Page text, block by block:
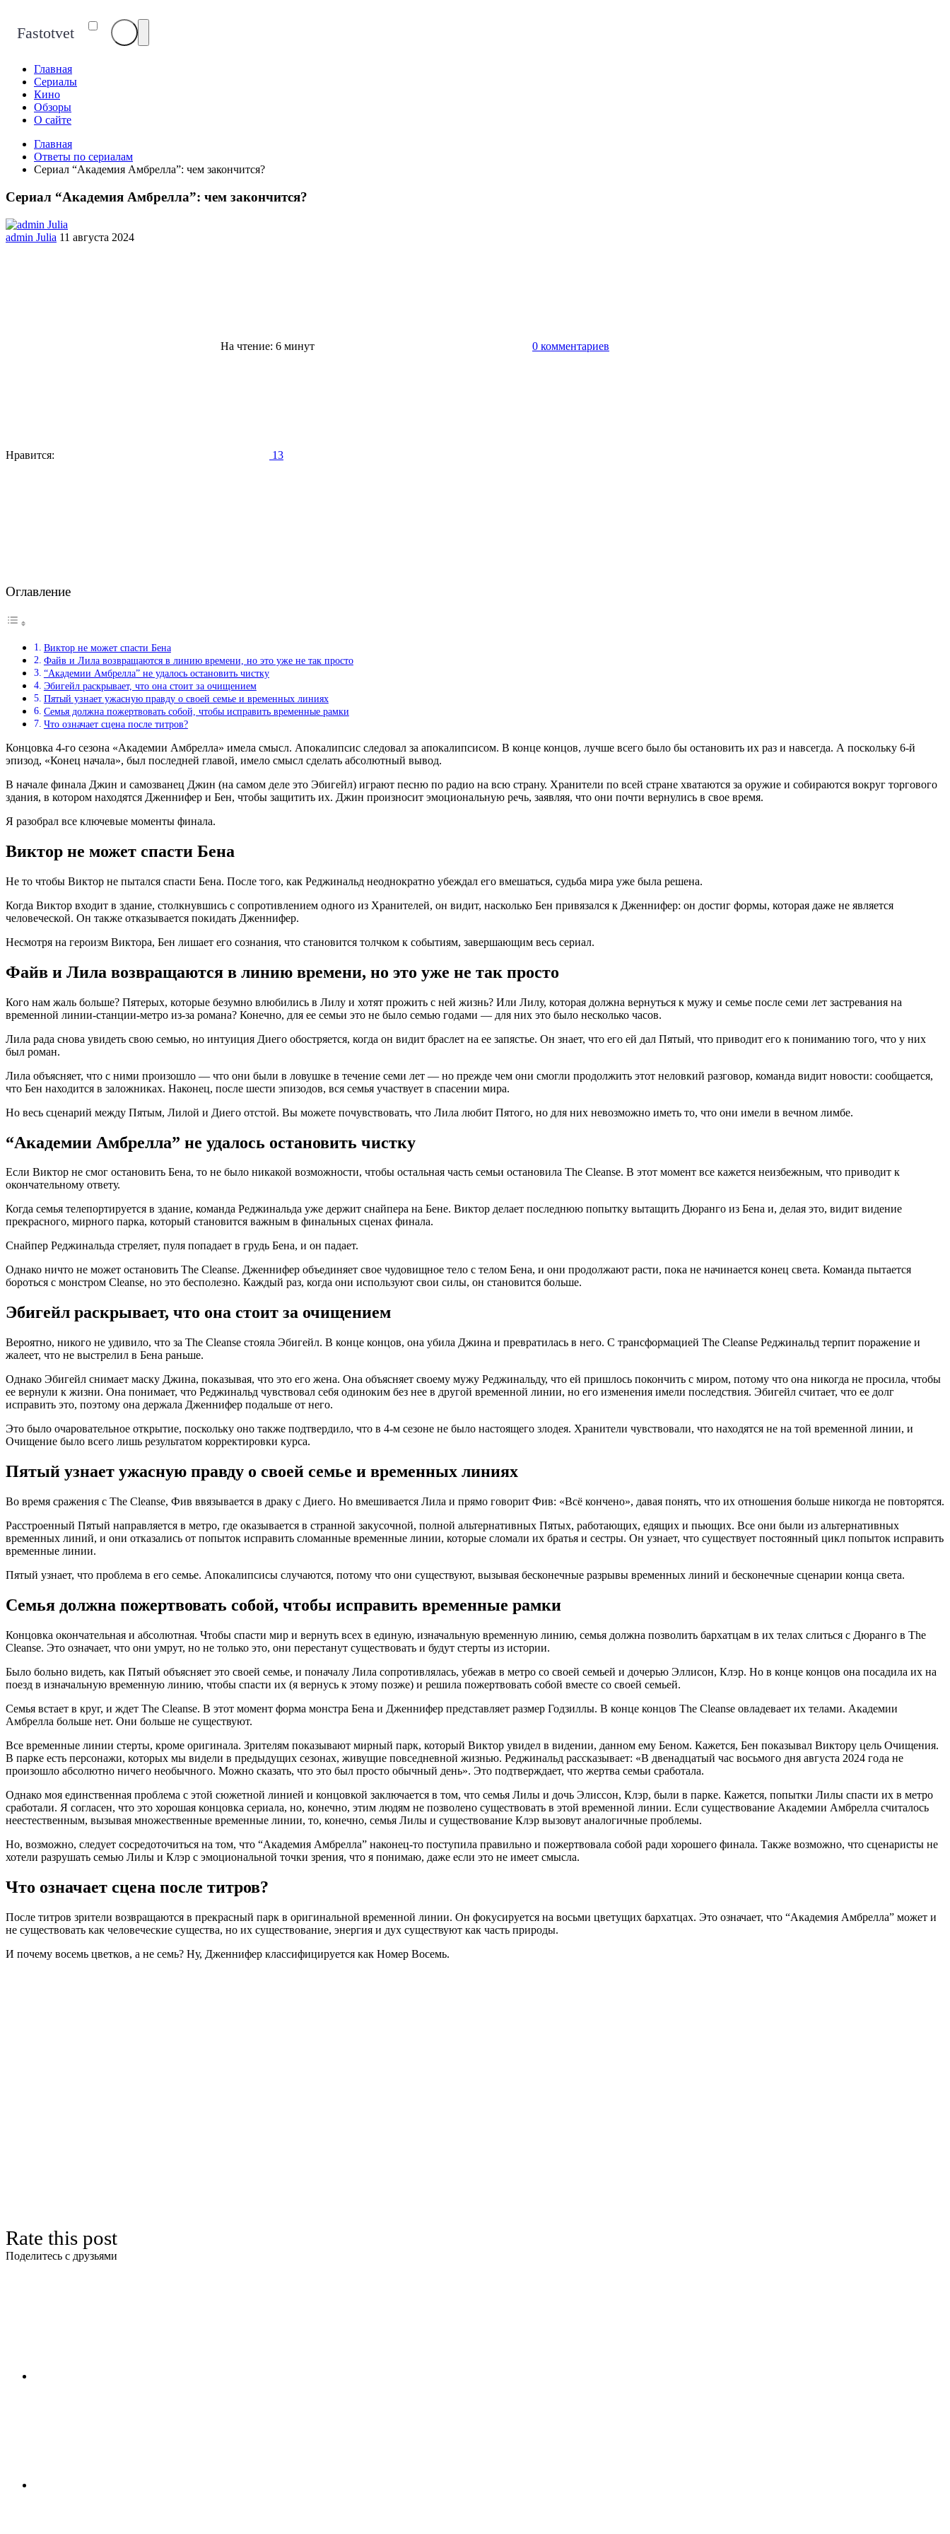
Fastotvet
Главная
Сериалы
Кино
Обзоры
О сайте
Главная
Ответы по сериалам
Сериал “Академия Амбрелла”: чем закончится?
Сериал “Академия Амбрелла”: чем закончится?
admin Julia 11 августа 2024
На чтение: 6 минут 0 комментариев
Нравится: 13
Оглавление
Виктор не может спасти Бена
Файв и Лила возвращаются в линию времени, но это уже не так просто
“Академии Амбрелла” не удалось остановить чистку
Эбигейл раскрывает, что она стоит за очищением
Пятый узнает ужасную правду о своей семье и временных линиях
Семья должна пожертвовать собой, чтобы исправить временные рамки
Что означает сцена после титров?
Концовка 4-го сезона «Академии Амбрелла» имела смысл. Апокалипсис следовал за апокалипсисом. В конце концов, лучше всего было бы остановить их раз и навсегда. А поскольку 6-й
эпизод, «Конец начала», был последней главой, имело смысл сделать абсолютный вывод.
В начале финала Джин и самозванец Джин (на самом деле это Эбигейл) играют песню по радио на всю страну. Хранители по всей стране хватаются за оружие и собираются вокруг торгового
здания, в котором находятся Дженнифер и Бен, чтобы защитить их. Джин произносит эмоциональную речь, заявляя, что они почти вернулись в свое время.
Я разобрал все ключевые моменты финала.
Виктор не может спасти Бена
Не то чтобы Виктор не пытался спасти Бена. После того, как Реджинальд неоднократно убеждал его вмешаться, судьба мира уже была решена.
Когда Виктор входит в здание, столкнувшись с сопротивлением одного из Хранителей, он видит, насколько Бен привязался к Дженнифер: он достиг формы, которая даже не является
человеческой. Он также отказывается покидать Дженнифер.
Несмотря на героизм Виктора, Бен лишает его сознания, что становится толчком к событиям, завершающим весь сериал.
Файв и Лила возвращаются в линию времени, но это уже не так просто
Кого нам жаль больше? Пятерых, которые безумно влюбились в Лилу и хотят прожить с ней жизнь? Или Лилу, которая должна вернуться к мужу и семье после семи лет застревания на
временной линии-станции-метро из-за романа? Конечно, для ее семьи это не было семью годами — для них это было несколько часов.
Лила рада снова увидеть свою семью, но интуиция Диего обостряется, когда он видит браслет на ее запястье. Он знает, что его ей дал Пятый, что приводит его к пониманию того, что у них
был роман.
Лила объясняет, что с ними произошло — что они были в ловушке в течение семи лет — но прежде чем они смогли продолжить этот неловкий разговор, команда видит новости: сообщается,
что Бен находится в заложниках. Наконец, после шести эпизодов, вся семья участвует в спасении мира.
Но весь сценарий между Пятым, Лилой и Диего отстой. Вы можете почувствовать, что Лила любит Пятого, но для них невозможно иметь то, что они имели в вечном лимбе.
“Академии Амбрелла” не удалось остановить чистку
Если Виктор не смог остановить Бена, то не было никакой возможности, чтобы остальная часть семьи остановила The Cleanse. В этот момент все кажется неизбежным, что приводит к
окончательному ответу.
Когда семья телепортируется в здание, команда Реджинальда уже держит снайпера на Бене. Виктор делает последнюю попытку вытащить Дюранго из Бена и, делая это, видит видение
прекрасного, мирного парка, который становится важным в финальных сценах финала.
Снайпер Реджинальда стреляет, пуля попадает в грудь Бена, и он падает.
Однако ничто не может остановить The Cleanse. Дженнифер объединяет свое чудовищное тело с телом Бена, и они продолжают расти, пока не начинается конец света. Команда пытается
бороться с монстром Cleanse, но это бесполезно. Каждый раз, когда они используют свои силы, он становится больше.
Эбигейл раскрывает, что она стоит за очищением
Вероятно, никого не удивило, что за The Cleanse стояла Эбигейл. В конце концов, она убила Джина и превратилась в него. С трансформацией The Cleanse Реджинальд терпит поражение и
жалеет, что не выстрелил в Бена раньше.
Однако Эбигейл снимает маску Джина, показывая, что это его жена. Она объясняет своему мужу Реджинальду, что ей пришлось покончить с миром, потому что она никогда не просила, чтобы
ее вернули к жизни. Она понимает, что Реджинальд чувствовал себя одиноким без нее в другой временной линии, но его изменения имели последствия. Эбигейл считает, что ее долг
исправить это, поэтому она держала Дженнифер подальше от него.
Это было очаровательное открытие, поскольку оно также подтвердило, что в 4-м сезоне не было настоящего злодея. Хранители чувствовали, что находятся не на той временной линии, и
Очищение было всего лишь результатом корректировки курса.
Пятый узнает ужасную правду о своей семье и временных линиях
Во время сражения с The Cleanse, Фив ввязывается в драку с Диего. Но вмешивается Лила и прямо говорит Фив: «Всё кончено», давая понять, что их отношения больше никогда не повторятся.
Расстроенный Пятый направляется в метро, ​​где оказывается в странной закусочной, полной альтернативных Пятых, работающих, едящих и пьющих. Все они были из альтернативных
временных линий, и они отказались от попыток исправить сломанные временные линии, которые сломали их братья и сестры. Он узнает, что существует постоянный цикл попыток исправить
временные линии.
Пятый узнает, что проблема в его семье. Апокалипсисы случаются, потому что они существуют, вызывая бесконечные разрывы временных линий и бесконечные сценарии конца света.
Семья должна пожертвовать собой, чтобы исправить временные рамки
Концовка окончательная и абсолютная. Чтобы спасти мир и вернуть всех в единую, изначальную временную линию, семья должна позволить бархатцам в их телах слиться с Дюранго в The
Cleanse. Это означает, что они умрут, но не только это, они перестанут существовать и будут стерты из истории.
Было больно видеть, как Пятый объясняет это своей семье, и поначалу Лила сопротивлялась, убежав в метро со своей семьей и дочерью Эллисон, Клэр. Но в конце концов она посадила их на
поезд в изначальную временную линию, чтобы спасти их (я вернусь к этому позже) и решила пожертвовать собой вместе со своей семьей.
Семья встает в круг, и ждет The Cleanse. В этот момент форма монстра Бена и Дженнифер представляет размер Годзиллы. В конце концов The Cleanse овладевает их телами. Академии
Амбрелла больше нет. Они больше не существуют.
Все временные линии стерты, кроме оригинала. Зрителям показывают мирный парк, который Виктор увидел в видении, данном ему Беном. Кажется, Бен показывал Виктору цель Очищения.
В парке есть персонажи, которых мы видели в предыдущих сезонах, живущие повседневной жизнью. Реджинальд рассказывает: «В двенадцатый час восьмого дня августа 2024 года не
произошло абсолютно ничего необычного. Можно сказать, что это был просто обычный день». Это подтверждает, что жертва семьи сработала.
Однако моя единственная проблема с этой сюжетной линией и концовкой заключается в том, что семья Лилы и дочь Элиссон, Клэр, были в парке. Кажется, попытки Лилы спасти их в метро
сработали. Я согласен, что это хорошая концовка сериала, но, конечно, этим людям не позволено существовать в этой временной линии. Если существование Академии Амбрелла считалось
неестественным, вызывая множественные временные линии, то, конечно, семья Лилы и существование Клэр вызовут аналогичные проблемы.
Но, возможно, следует сосредоточиться на том, что “Академия Амбрелла” наконец-то поступила правильно и пожертвовала собой ради хорошего финала. Также возможно, что сценаристы не
хотели разрушать семью Лилы и Клэр с эмоциональной точки зрения, что я понимаю, даже если это не имеет смысла.
Что означает сцена после титров?
После титров зрители возвращаются в прекрасный парк в оригинальной временной линии. Он фокусируется на восьми цветущих бархатцах. Это означает, что “Академия Амбрелла” может и
не существовать как человеческие существа, но их существование, энергия и дух существуют как часть природы.
И почему восемь цветков, а не семь? Ну, Дженнифер классифицируется как Номер Восемь.
Rate this post
Поделитесь с друзьями